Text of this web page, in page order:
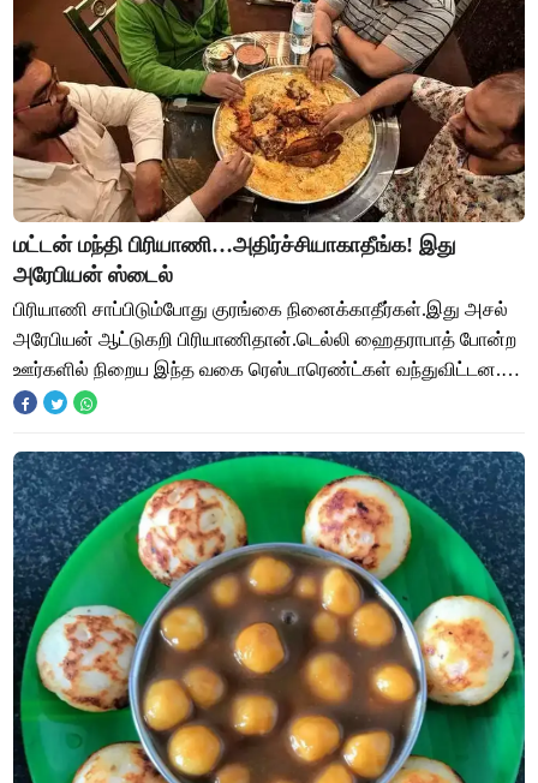
மட்டன் மந்தி பிரியாணி…அதிர்ச்சியாகாதீங்க! இது
அரேபியன் ஸ்டைல்
பிரியாணி சாப்பிடும்போது குரங்கை நினைக்காதீர்கள்.இது அசல்
அரேபியன் ஆட்டுகறி பிரியாணிதான்.டெல்லி ஹைதராபாத் போன்ற
ஊர்களில் நிறைய இந்த வகை ரெஸ்டாரெண்ட்கள் வந்துவிட்டன.
பிரியாணி சாப்பிடும்போது குரங்கை நின